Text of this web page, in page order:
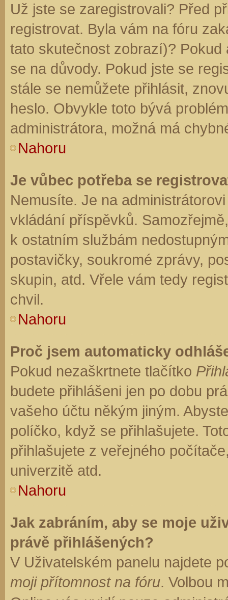
Už jste se zaregistrovali? Před
registrovat. Byla vám na fóru
tato skutečnost zobrazí)?
se na důvody. Pokud jste se
stále se nemůžete přihlásit,
heslo. Obvykle toto bývá
administrátora, možná má
Nahoru
Je vůbec potřeba se
Nemusíte. Je na
vkládání příspěvků.
k ostatním službám
postavičky, soukromé zprávy,
skupin, atd. Vřele vám tedy
chvil.
Nahoru
Proč jsem automaticky
Pokud nezaškrtnete tlačítko
budete přihlášeni jen po dobu
vašeho účtu někým jiným.
políčko, když se přihlašujete.
přihlašujete z veřejného
univerzitě atd.
Nahoru
Jak zabráním, aby se moje
právě přihlášených?
V Uživatelském panelu najdete
moji přítomnost na fóru. Volbou